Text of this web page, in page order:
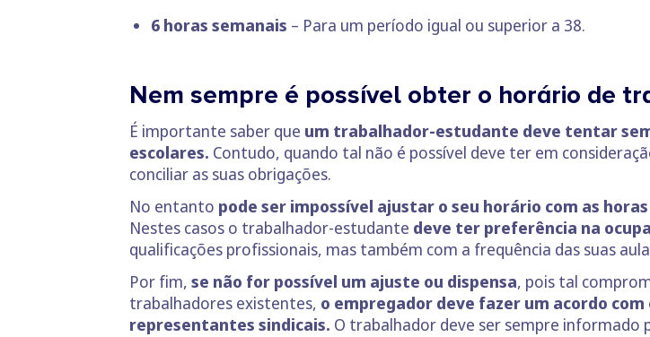
6 horas semanais – Para um período igual ou superior a 38.
Nem sempre é possível obter o horário de
É importante saber que um trabalhador-estudante deve tentar
escolares. Contudo, quando tal não é possível deve ter em
conciliar as suas obrigações.
No entanto pode ser impossível ajustar o seu horário com as
Nestes casos o trabalhador-estudante deve ter preferência na
qualificações profissionais, mas também com a frequência das suas
Por fim, se não for possível um ajuste ou dispensa, pois tal
trabalhadores existentes, o empregador deve fazer um acordo
representantes sindicais. O trabalhador deve ser sempre informado